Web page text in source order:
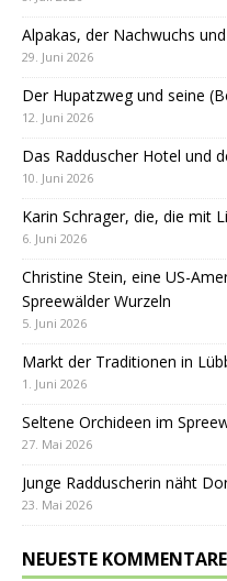
Alpakas, der Nachwuchs
29. Juni 2026
Der Hupatzweg und seine
12. Juni 2026
Das Radduscher Hotel und
10. Juni 2026
Karin Schrager, die, die mit
6. Juni 2026
Christine Stein, eine US-
Spreewälder Wurzeln
5. Juni 2026
Markt der Traditionen in
1. Juni 2026
Seltene Orchideen im
27. Mai 2026
Junge Radduscherin näht
23. Mai 2026
NEUESTE KOMMENTARE